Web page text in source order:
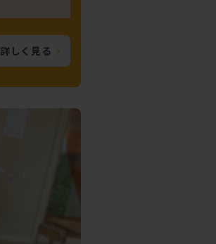
詳しく見る